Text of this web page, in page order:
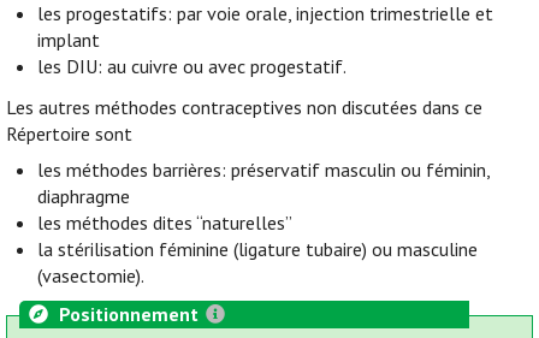
les progestatifs: par voie orale, injection trimestrielle et
implant
les DIU: au cuivre ou avec progestatif.
Les autres méthodes contraceptives non discutées dans ce
Répertoire sont
les méthodes barrières: préservatif masculin ou féminin,
diaphragme
les méthodes dites “naturelles”
la stérilisation féminine (ligature tubaire) ou masculine
(vasectomie).
Positionnement